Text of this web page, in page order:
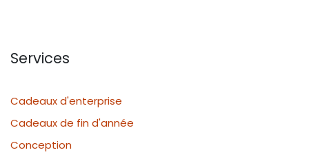
Services
Cadeaux d'enterprise
Cadeaux de fin d'année
Conception